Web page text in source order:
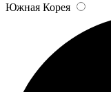
Южная Корея